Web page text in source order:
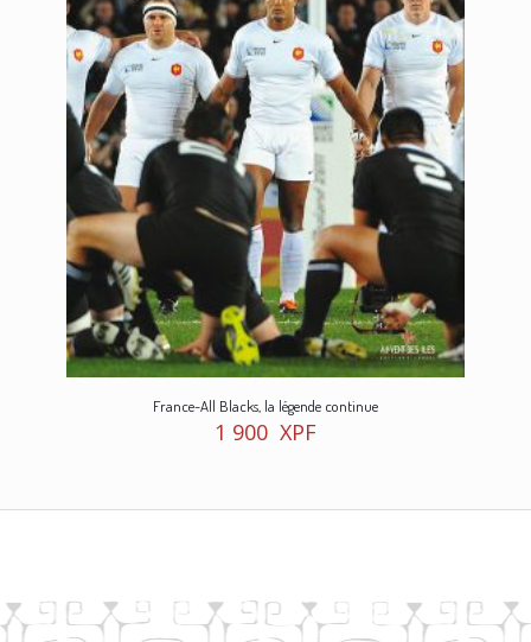
France-All Blacks, la légende continue
1 900 XPF